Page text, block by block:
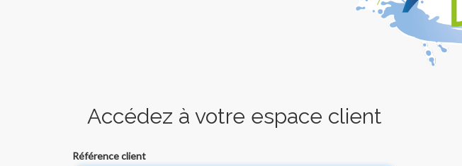
Accédez à votre espace client
Référence client